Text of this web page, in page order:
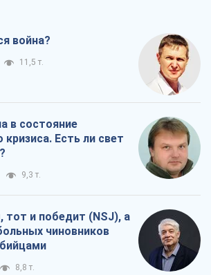
война?
11,5 т.
в состояние
Есть ли свет
9,3 т.
тот и победит (NSJ), а
чиновников
8,8 т.